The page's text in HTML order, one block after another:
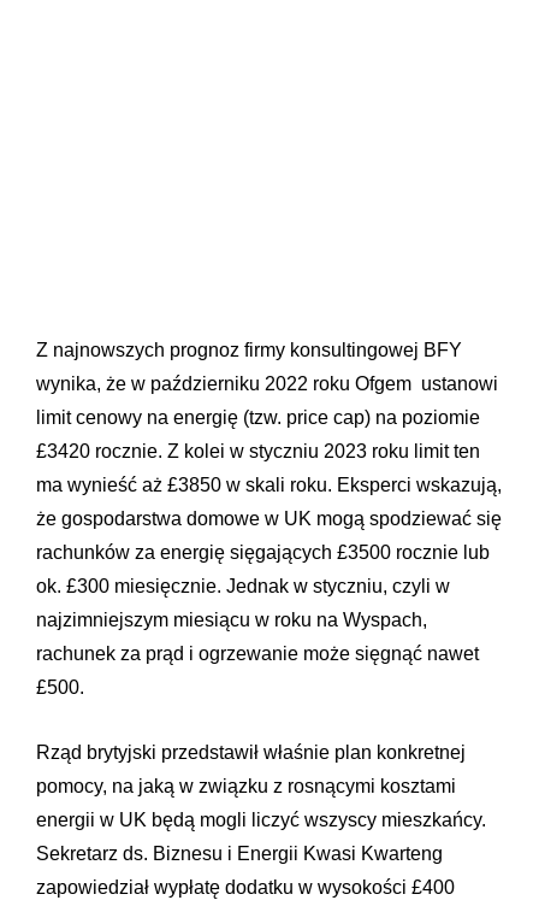
Z najnowszych prognoz firmy konsultingowej BFY
wynika, że w październiku 2022 roku Ofgem ustanowi
limit cenowy na energię (tzw. price cap) na poziomie
£3420 rocznie. Z kolei w styczniu 2023 roku limit ten
ma wynieść aż £3850 w skali roku. Eksperci wskazują,
że gospodarstwa domowe w UK mogą spodziewać się
rachunków za energię sięgających £3500 rocznie lub
ok. £300 miesięcznie. Jednak w styczniu, czyli w
najzimniejszym miesiącu w roku na Wyspach,
rachunek za prąd i ogrzewanie może sięgnąć nawet
£500.
Rząd brytyjski przedstawił właśnie plan konkretnej
pomocy, na jaką w związku z rosnącymi kosztami
energii w UK będą mogli liczyć wszyscy mieszkańcy.
Sekretarz ds. Biznesu i Energii Kwasi Kwarteng
zapowiedział wypłatę dodatku w wysokości £400